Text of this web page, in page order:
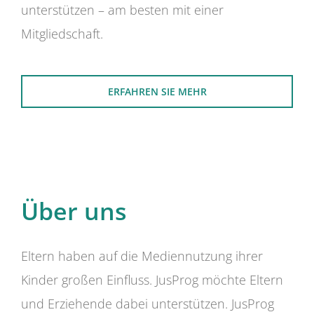
unterstützen – am besten mit einer
Mitgliedschaft.
ERFAHREN SIE MEHR
Über uns
Eltern haben auf die Mediennutzung ihrer
Kinder großen Einfluss. JusProg möchte Eltern
und Erziehende dabei unterstützen. JusProg